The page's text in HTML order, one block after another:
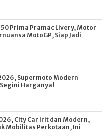
Prima Pramac Livery, Motor
MotoGP, Siap Jadi
Supermoto Modern
Harganya!
City Car Irit dan Modern,
Mobilitas Perkotaan, Ini